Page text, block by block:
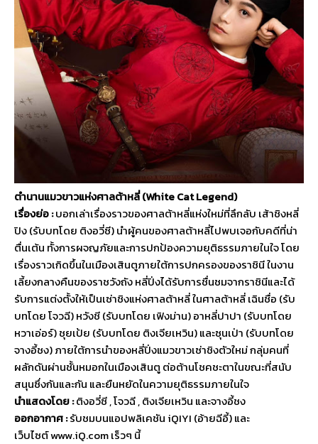
ตำนานแมวขาวแห่งศาลต้าหลี่ (White Cat Legend)
เรื่องย่อ :บอกเล่าเรื่องราวของศาลต้าหลี่แห่งใหม่ที่ลึกลับ เส้าชิงหลี่
ปิง (รับบทโดย ติงอวี่ซี) นำผู้คนของศาลต้าหลี่ไปพบเจอกับคดีที่น่า
ตื่นเต้น ทั้งการผจญภัยและการปกป้องความยุติธรรมภายในใจ โดย
เรื่องราวเกิดขึ้นในเมืองเสินตูภายใต้การปกครองของราชินี ในงาน
เลี้ยงกลางคืนของราชวังถัง หลี่ปิ่งได้รับการชื่นชมจากราชินีและได้
รับการแต่งตั้งให้เป็นเซ่าชิงแห่งศาลต้าหลี่ ในศาลต้าหลี่ เฉินชื่อ (รับ
บทโดย โจวฉี) หวังชี (รับบทโดย เฟิงม่าน) อาหลี่ปาปา (รับบทโดย
หวาเอ่อร์) ชุยเป้ย (รับบทโดย ติงเจียเหวิน) และซุนเป่า (รับบทโดย
จางอี้ชง) ภายใต้การนำของหลี่ปิ่งแมวขาวเซ่าชิงตัวใหม่ กลุ่มคนที่
ผลักดันผ่านชั้นหมอกในเมืองเสินตู ต่อต้านโชคชะตาในขณะที่สนับ
สนุนซึ่งกันและกัน และยืนหยัดในความยุติธรรมภายในใจ
นำแสดงโดย :ติงอวี่ซี,โจวฉี,ติงเจียเหวิน และจางอี้ชง
ออกอากาศ :รับชมบนแอปพลิเคชัน iQIYI (อ้ายฉีอี้) และ
เว็บไซต์www.iQ.comเร็วๆ นี้